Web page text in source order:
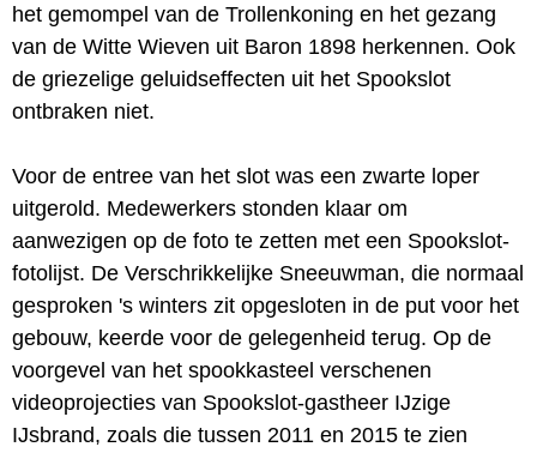
het gemompel van de Trollenkoning en het gezang
van de Witte Wieven uit Baron 1898 herkennen. Ook
de griezelige geluidseffecten uit het Spookslot
ontbraken niet.
Voor de entree van het slot was een zwarte loper
uitgerold. Medewerkers stonden klaar om
aanwezigen op de foto te zetten met een Spookslot-
fotolijst. De Verschrikkelijke Sneeuwman, die normaal
gesproken 's winters zit opgesloten in de put voor het
gebouw, keerde voor de gelegenheid terug. Op de
voorgevel van het spookkasteel verschenen
videoprojecties van Spookslot-gastheer IJzige
IJsbrand, zoals die tussen 2011 en 2015 te zien